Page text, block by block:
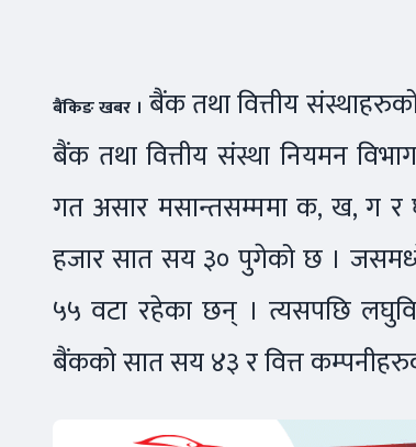
बैंकिङ खबर । बैंक तथा वित्तीय
बैंक तथा वित्तीय संस्था नियमन
गत असार मसान्तसम्ममा क, ख, ग र
हजार सात सय ३० पुगेको छ ।
५५ वटा रहेका छन् । त्यसपछि
बैंकको सात सय ४३ र वित्त